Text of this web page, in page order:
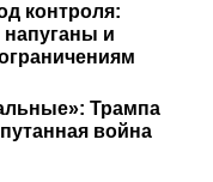
контроля:
напуганы и
Трампа
война